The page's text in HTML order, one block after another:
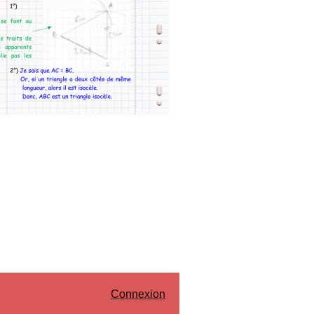
Connexion